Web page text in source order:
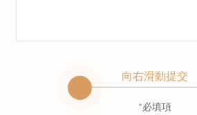
向右滑動提交
*必填項